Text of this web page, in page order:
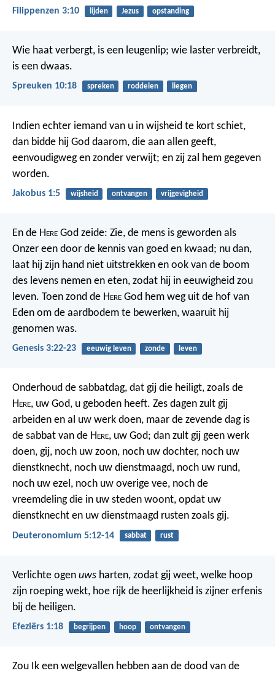
Filippenzen 3:10 lijden Jezus opstanding
Wie haat verbergt, is een leugenlip; wie laster verbreidt,
is een dwaas.
Spreuken 10:18 spreken roddelen liegen
Indien echter iemand van u in wijsheid te kort schiet,
dan bidde hij God daarom, die aan allen geeft,
eenvoudigweg en zonder verwijt; en zij zal hem gegeven
worden.
Jakobus 1:5 wijsheid ontvangen vrijgevigheid
En de Here God zeide: Zie, de mens is geworden als
Onzer een door de kennis van goed en kwaad; nu dan,
laat hij zijn hand niet uitstrekken en ook van de boom
des levens nemen en eten, zodat hij in eeuwigheid zou
leven. Toen zond de Here God hem weg uit de hof van
Eden om de aardbodem te bewerken, waaruit hij
genomen was.
Genesis 3:22-23 eeuwig leven zonde leven
Onderhoud de sabbatdag, dat gij die heiligt, zoals de
Here, uw God, u geboden heeft. Zes dagen zult gij
arbeiden en al uw werk doen, maar de zevende dag is
de sabbat van de Here, uw God; dan zult gij geen werk
doen, gij, noch uw zoon, noch uw dochter, noch uw
dienstknecht, noch uw dienstmaagd, noch uw rund,
noch uw ezel, noch uw overige vee, noch de
vreemdeling die in uw steden woont, opdat uw
dienstknecht en uw dienstmaagd rusten zoals gij.
Deuteronomium 5:12-14 sabbat rust
Verlichte ogen uws harten, zodat gij weet, welke hoop
zijn roeping wekt, hoe rijk de heerlijkheid is zijner erfenis
bij de heiligen.
Efeziërs 1:18 begrijpen hoop ontvangen
Zou Ik een welgevallen hebben aan de dood van de